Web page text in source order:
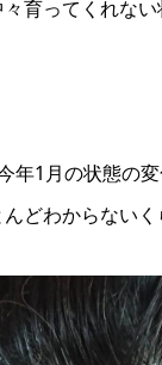
育ってくれない
年1月の状態の
どわからない